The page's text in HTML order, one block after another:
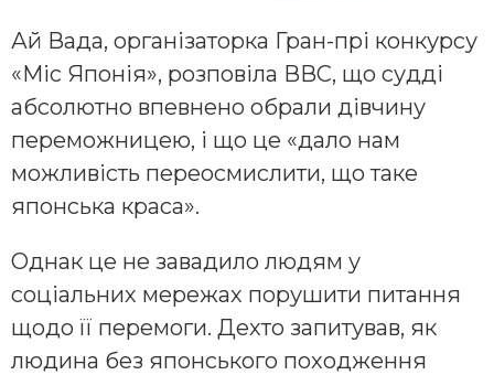
Ай Вада, організаторка Гран-прі конкурсу
«Міс Японія», розповіла ВВС, що судді
абсолютно впевнено обрали дівчину
переможницею, і що це «дало нам
можливість переосмислити, що таке
японська краса».
Однак це не завадило людям у
соціальних мережах порушити питання
щодо її перемоги. Дехто запитував, як
людина без японського походження